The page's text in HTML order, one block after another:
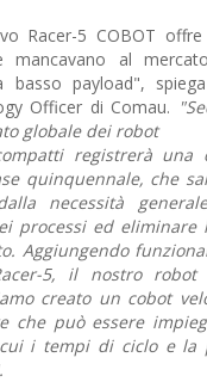
Racer-5 COBOT
mancavano al
basso payload",
Officer di Comau.
globale dei robot
registrerà una
quinquennale, che
necessità
processi ed
Aggiungendo
5, il nostro
creato un cobot
che può essere
i tempi di ciclo e la